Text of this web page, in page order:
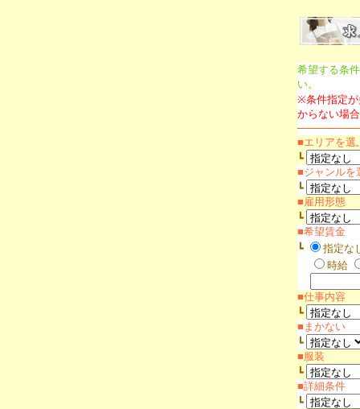
希望する条
い。
※条件指定が
からない場
■エリアを選
┗
■ジャンルを
┗
■雇用形態
┗
■希望賃金
┗
指定な
時給
■仕事内容
┗
■まかない
┗
■服装
┗
■詳細条件
┗